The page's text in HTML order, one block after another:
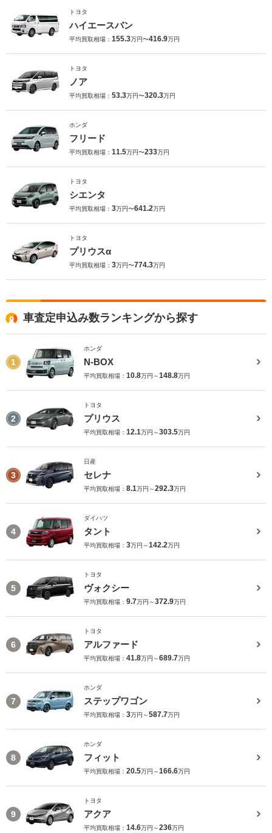
トヨタ
ハイエースバン
平均買取相場： 155.3万円〜416.9万円
トヨタ
ノア
平均買取相場： 53.3万円〜320.3万円
ホンダ
フリード
平均買取相場： 11.5万円〜233万円
トヨタ
シエンタ
平均買取相場： 3万円〜641.2万円
トヨタ
プリウスα
平均買取相場： 3万円〜774.3万円
車査定申込み数ランキングから探す
1
ホンダ
N-BOX
平均買取相場： 10.8万円～148.8万円
2
トヨタ
プリウス
平均買取相場： 12.1万円～303.5万円
3
日産
セレナ
平均買取相場： 8.1万円～292.3万円
4
ダイハツ
タント
平均買取相場： 3万円～142.2万円
5
トヨタ
ヴォクシー
平均買取相場： 9.7万円～372.9万円
6
トヨタ
アルファード
平均買取相場： 41.8万円～689.7万円
7
ホンダ
ステップワゴン
平均買取相場： 3万円～587.7万円
8
ホンダ
フィット
平均買取相場： 20.5万円～166.6万円
9
トヨタ
アクア
平均買取相場： 14.6万円～236万円